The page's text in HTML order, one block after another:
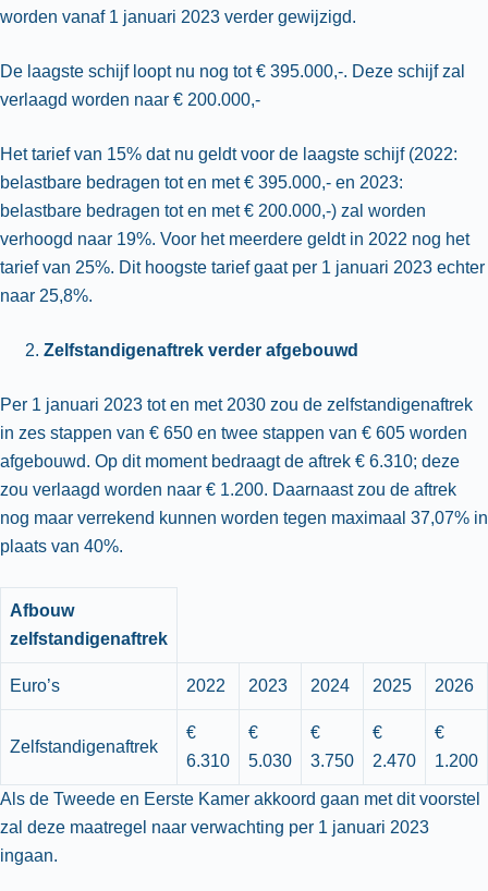
worden vanaf 1 januari 2023 verder gewijzigd.
De laagste schijf loopt nu nog tot € 395.000,-. Deze schijf zal
verlaagd worden naar € 200.000,-
Het tarief van 15% dat nu geldt voor de laagste schijf (2022:
belastbare bedragen tot en met € 395.000,- en 2023:
belastbare bedragen tot en met € 200.000,-) zal worden
verhoogd naar 19%. Voor het meerdere geldt in 2022 nog het
tarief van 25%. Dit hoogste tarief gaat per 1 januari 2023 echter
naar 25,8%.
Zelfstandigenaftrek verder afgebouwd
Per 1 januari 2023 tot en met 2030 zou de zelfstandigenaftrek
in zes stappen van € 650 en twee stappen van € 605 worden
afgebouwd. Op dit moment bedraagt de aftrek € 6.310; deze
zou verlaagd worden naar € 1.200. Daarnaast zou de aftrek
nog maar verrekend kunnen worden tegen maximaal 37,07% in
plaats van 40%.
Afbouw
zelfstandigenaftrek
Euro’s 2022 2023 2024 2025 2026
Zelfstandigenaftrek
€
6.310
€
5.030
€
3.750
€
2.470
€
1.200
Als de Tweede en Eerste Kamer akkoord gaan met dit voorstel
zal deze maatregel naar verwachting per 1 januari 2023
ingaan.